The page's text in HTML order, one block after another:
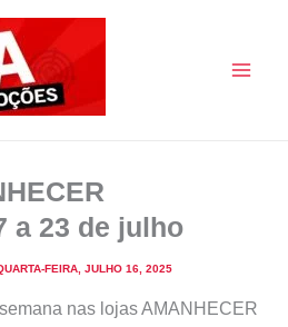
a 23 de julho
FEIRA, JULHO 16, 2025
nas lojas AMANHECER